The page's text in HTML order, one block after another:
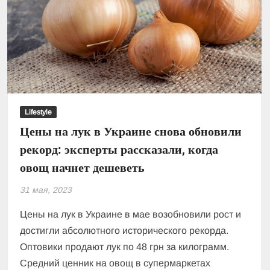
дизель
–
на
5%
Lifestyle
Цены на лук в Украине снова обновили
рекорд: эксперты рассказали, когда
овощ начнет дешеветь
31 мая, 2023
Цены на лук в Украине в мае возобновили рост и
достигли абсолютного исторического рекорда.
Оптовики продают лук по 48 грн за килограмм.
Средний ценник на овощ в супермаркетах